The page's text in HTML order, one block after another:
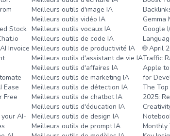
Stock
Invoice
Ease
Free
AI-
Meilleurs outils d'image IA
Meilleurs outils vidéo IA
Meilleurs outils vocaux IA
Meilleurs outils de code IA
Meilleurs outils de productivité IA
Meilleurs outils d'assistant de vie IA
Meilleurs outils d'affaires IA
Meilleurs outils de marketing IA
Meilleurs outils de détection IA
Meilleurs outils de chatbot IA
Meilleurs outils d'éducation IA
Meilleurs outils de design IA
Meilleurs outils de prompt IA
Gemma
Google
🌐 April
Traffic
Apple
for
The
2025:
Monthly